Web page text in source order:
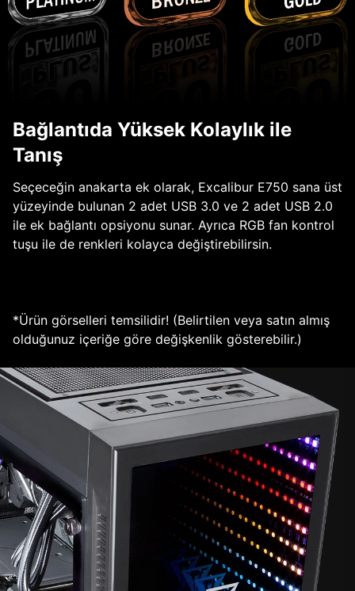
Bağlantıda Yüksek Kolaylık ile
Tanış
Seçeceğin anakarta ek olarak, Excalibur E750 sana üst
yüzeyinde bulunan 2 adet USB 3.0 ve 2 adet USB 2.0
ile ek bağlantı opsiyonu sunar. Ayrıca RGB fan kontrol
tuşu ile de renkleri kolayca değiştirebilirsin.
*Ürün görselleri temsilidir! (Belirtilen veya satın almış
olduğunuz içeriğe göre değişkenlik gösterebilir.)